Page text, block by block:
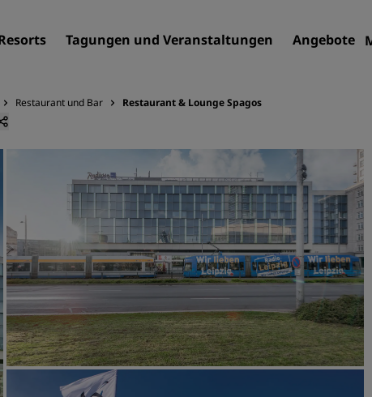
Tagungen und Veranstaltungen Angebote
Reiseziele
Resorts
Serviced Apartments
Flughafenhotels
Neue und geplante Hotels
Tagungen und
Veranstaltungen
Entdecken Sie Radisson
Restaurant und Bar Restaurant & Lounge Spagos